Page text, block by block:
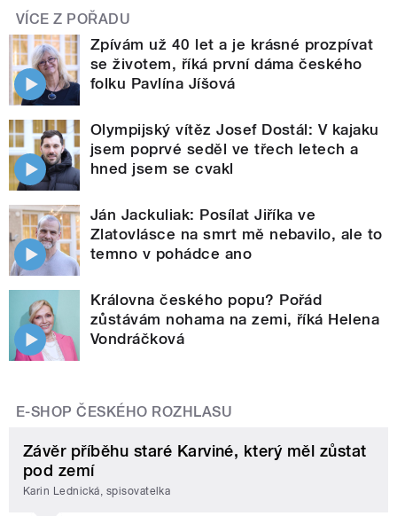
VÍCE Z POŘADU
Zpívám už 40 let a je krásné prozpívat
se životem, říká první dáma českého
folku Pavlína Jíšová
Olympijský vítěz Josef Dostál: V kajaku
jsem poprvé seděl ve třech letech a
hned jsem se cvakl
Ján Jackuliak: Posílat Jiříka ve
Zlatovlásce na smrt mě nebavilo, ale to
temno v pohádce ano
Královna českého popu? Pořád
zůstávám nohama na zemi, říká Helena
Vondráčková
E-SHOP ČESKÉHO ROZHLASU
Závěr příběhu staré Karviné, který měl zůstat
pod zemí
Karin Lednická, spisovatelka